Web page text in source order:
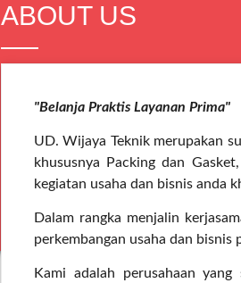
ABOUT US
"Belanja Praktis Layanan Prima"
UD. Wijaya Teknik merupakan
khususnya Packing dan
kegiatan usaha dan bisnis anda
Dalam rangka menjalin
perkembangan usaha dan bisnis
Kami adalah perusahaan